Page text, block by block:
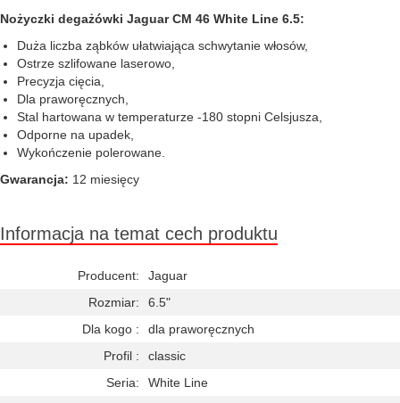
Nożyczki degażówki Jaguar CM 46 White Line 6.5:
Duża liczba ząbków ułatwiająca schwytanie włosów,
Ostrze szlifowane laserowo,
Precyzja cięcia,
Dla praworęcznych,
Stal hartowana w temperaturze -180 stopni Celsjusza,
Odporne na upadek,
Wykończenie polerowane.
Gwarancja: 12 miesięcy
Informacja na temat cech produktu
Producent:
Jaguar
Rozmiar:
6.5"
Dla kogo :
dla praworęcznych
Profil :
classic
Seria:
White Line